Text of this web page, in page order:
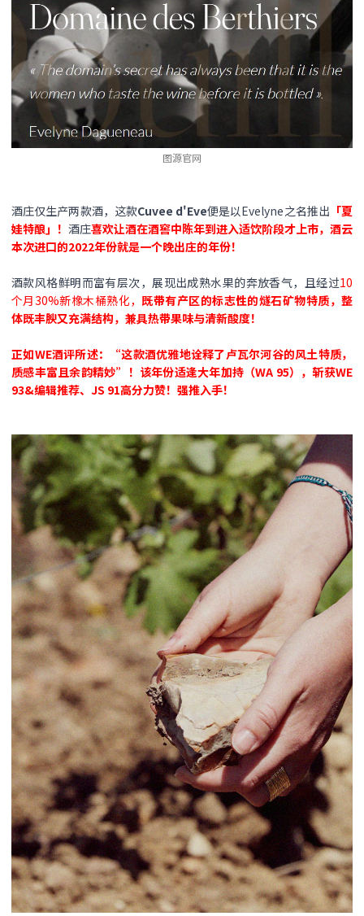
图源官网
酒庄仅生产两款酒，这款Cuvee d'Eve便是以Evelyne之名推出 「夏
娃特酿」！ 酒庄喜欢让酒在酒窖中陈年到进入适饮阶段才上市，酒云
本次进口的2022年份就是一个晚出庄的年份！
酒款风格鲜明而富有层次，展现出成熟水果的奔放香气，且经过10
个月30%新橡木桶熟化， 既带有产区的标志性的燧石矿物特质，整
体既丰腴又充满结构，兼具热带果味与清新酸度！
正如WE酒评所述：“这款酒优雅地诠释了卢瓦尔河谷的风土特质，
质感丰富且余韵精妙”！该年份适逢大年加持（WA 95），斩获WE
93&编辑推荐、JS 91高分力赞！强推入手！